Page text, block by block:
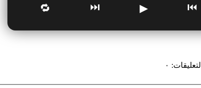
⏮
▶
⏭
🔁
التعليقات: ٠